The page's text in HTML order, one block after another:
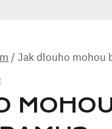
/ Jak dlouho mohou